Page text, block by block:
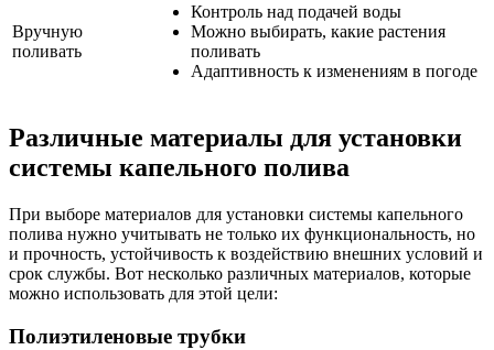
Вручную
поливать
Контроль над подачей воды
Можно выбирать, какие растения
поливать
Адаптивность к изменениям в погоде
Различные материалы для установки
системы капельного полива
При выборе материалов для установки системы капельного
полива нужно учитывать не только их функциональность, но
и прочность, устойчивость к воздействию внешних условий и
срок службы. Вот несколько различных материалов, которые
можно использовать для этой цели:
Полиэтиленовые трубки